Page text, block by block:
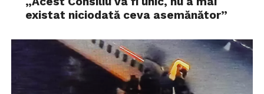
existat niciodată ceva asemănător”